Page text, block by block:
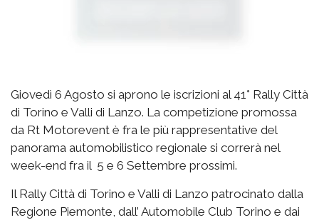
Giovedì 6 Agosto si aprono le iscrizioni al 41° Rally Città
di Torino e Valli di Lanzo. La competizione promossa
da Rt Motorevent è fra le più rappresentative del
panorama automobilistico regionale si correrà nel
week-end fra il 5 e 6 Settembre prossimi.
Il Rally Città di Torino e Valli di Lanzo patrocinato dalla
Regione Piemonte, dall’ Automobile Club Torino e dai